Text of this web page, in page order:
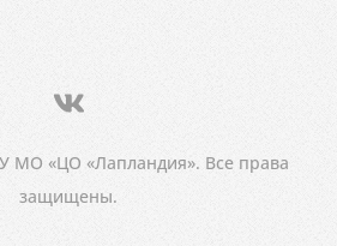
МО «ЦО «Лапландия». Все права
защищены.